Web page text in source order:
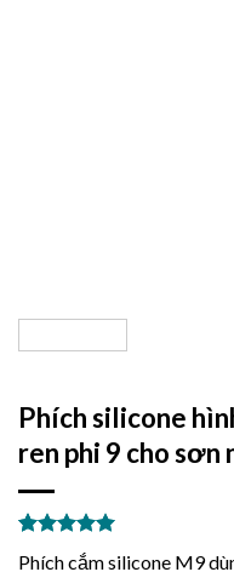
Phích silicone
ren phi 9 cho sơn
trên 5
Phích cắm silicone M9